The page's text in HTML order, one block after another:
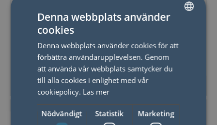
Magnet rund med
klar hartslins 60
mm Ø
LÄS MER
Magnet
rektangulär med
klar harts lins
78x53 mm
LÄS MER
ENGLISH
Denna webbplats använder
cookies
Denna webbplats använder cookies för att
förbättra användarupplevelsen. Genom
att använda vår webbplats samtycker du
till alla cookies i enlighet med vår
cookiepolicy. Läs mer
Nödvändigt Statistik Marketing